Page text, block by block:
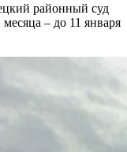
районный суд
– до 11 января